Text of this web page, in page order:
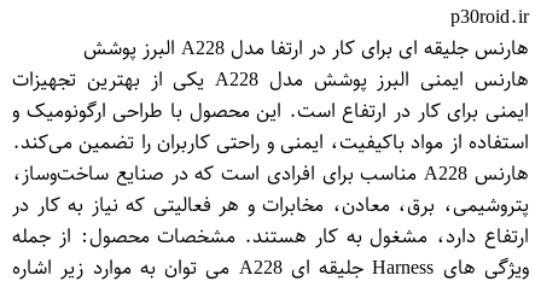
p30roid.ir
هارنس جلیقه ای برای کار در ارتفا مدل A228 البرز پوشش
هارنس ایمنی البرز پوشش مدل A228 یکی از بهترین تجهیزات
ایمنی برای کار در ارتفاع است. این محصول با طراحی ارگونومیک و
استفاده از مواد باکیفیت، ایمنی و راحتی کاربران را تضمین می‌کند.
هارنس A228 مناسب برای افرادی است که در صنایع ساخت‌وساز،
پتروشیمی، برق، معادن، مخابرات و هر فعالیتی که نیاز به کار در
ارتفاع دارد، مشغول به کار هستند. مشخصات محصول: از جمله
ویژگی های Harness جلیقه ای A228 می توان به موارد زیر اشاره